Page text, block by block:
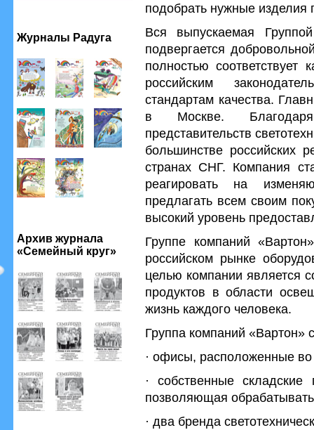
Журналы Радуга
Архив журнала
«Семейный круг»
подобрать нужные
Вся выпускаемая
подвергается
полностью
российским
стандартам качества.
в Москве.
представительств
большинстве российских
странах СНГ. Компания
реагировать на
предлагать всем своим
высокий уровень
Группе компаний
российском рынке
целью компании является
продуктов в области
жизнь каждого человека.
Группа компаний «Вартон»
· офисы, расположенные во
· собственные
позволяющая
· два бренда